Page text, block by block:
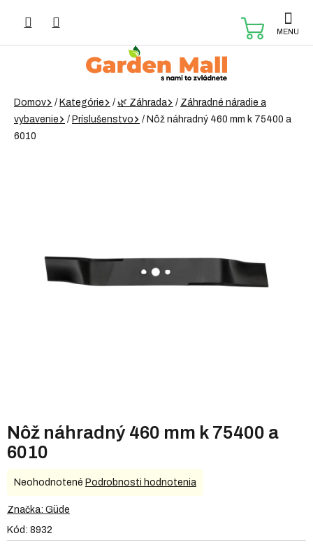
Domov / Kategórie / 🌿 Záhrada / Záhradné náradie a
vybavenie
/ Príslušenstvo / Nôž náhradný 460 mm k 75400 a
6010
Nôž náhradný 460 mm k 75400 a
6010
Kód: 8932
Priemerné
produktu
0,0
Neohodnotené Podrobnosti hodnotenia
Značka: Güde